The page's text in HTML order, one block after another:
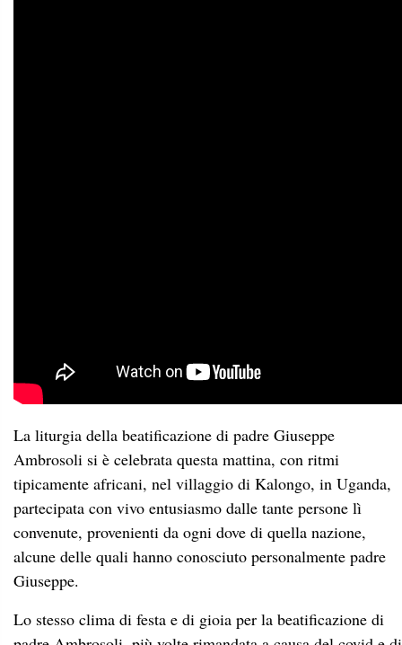
La liturgia della beatificazione di padre Giuseppe
Ambrosoli si è celebrata questa mattina, con ritmi
tipicamente africani, nel villaggio di Kalongo, in Uganda,
partecipata con vivo entusiasmo dalle tante persone lì
convenute, provenienti da ogni dove di quella nazione,
alcune delle quali hanno conosciuto personalmente padre
Giuseppe.
Lo stesso clima di festa e di gioia per la beatificazione di